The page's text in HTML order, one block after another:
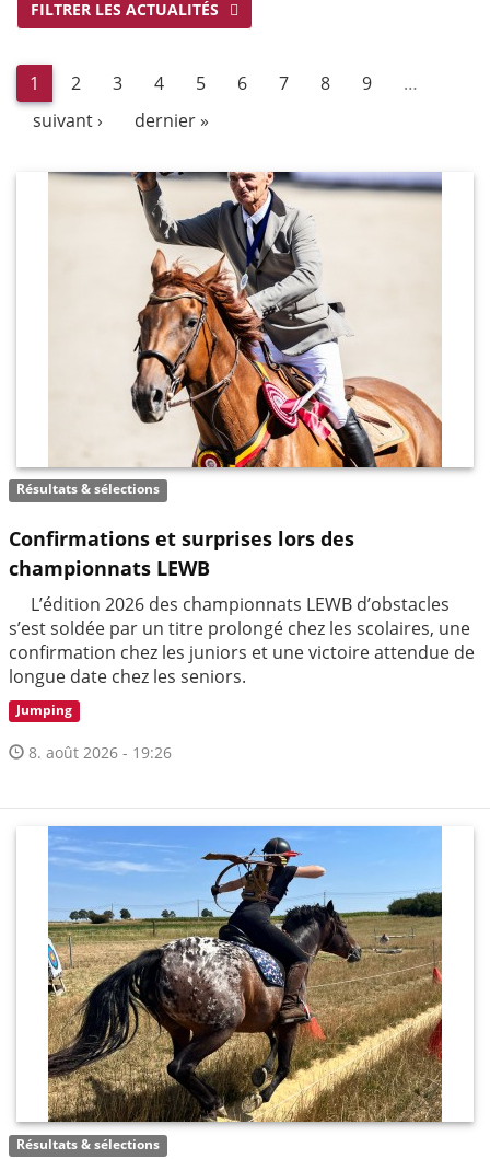
FILTRER LES ACTUALITÉS
1 2 3 4 5 6 7 8 9
…
suivant ›
dernier »
Résultats & sélections
Confirmations et surprises lors des
championnats LEWB
L’édition 2026 des championnats LEWB d’obstacles
s’est soldée par un titre prolongé chez les scolaires, une
confirmation chez les juniors et une victoire attendue de
longue date chez les seniors.
Jumping
8. août 2026 - 19:26
Résultats & sélections